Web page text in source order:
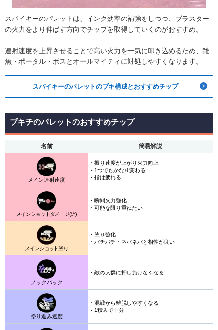
スパイキーのパレットは、インク効率の補強をしつつ、ブラスター
の火力をより伸ばす方向でチップを取得していくのがおすすめ。
連射速度を上昇させることで高い火力を一気に叩き込めるため、雑
魚・ポータル・ボスとオールマイティに対処しやすくなります。
スパイキーのパレットのブキ構成とおすすめチップ
ブキチのパレットのおすすめチップ
名前 簡易解説
メイン連射速度
・振り速度が上がり火力向上
・1つでもかなり変わる
・指は疲れる
メインショットダメージ(近)
・瞬間火力強化
・可能な限り重ねたい
メインショット塗り
・塗り強化
・パチパチ・ネバネバと相性が良い
ノックバック
・敵の大群に押し負けなくなる
塗り進み速度
・混戦から離脱しやすくなる
・1積みで十分